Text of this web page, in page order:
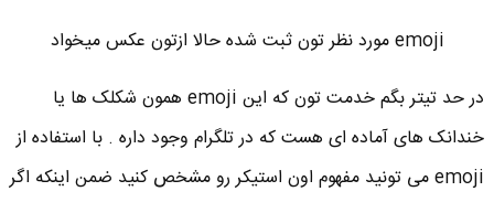
emoji مورد نظر تون ثبت شده حالا ازتون عکس میخواد
در حد تیتر بگم خدمت تون که این emoji همون شکلک ها یا
خندانک های آماده ای هست که در تلگرام وجود داره . با استفاده از
emoji می تونید مفهوم اون استیکر رو مشخص کنید ضمن اینکه اگر